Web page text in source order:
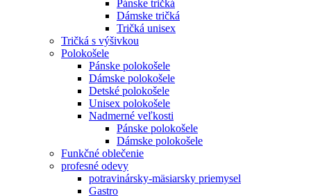
Pánske tričká
Dámske tričká
Tričká unisex
Tričká s výšivkou
Polokošele
Pánske polokošele
Dámske polokošele
Detské polokošele
Unisex polokošele
Nadmerné veľkosti
Pánske polokošele
Dámske polokošele
Funkčné oblečenie
profesné odevy
potravinársky-mäsiarsky priemysel
Gastro